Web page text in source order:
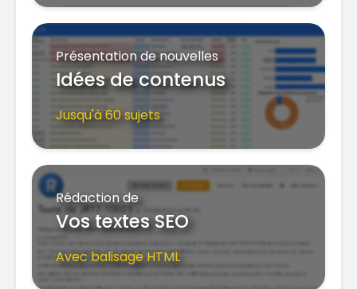
Présentation de nouvelles
Idées de contenus
Jusqu'à 60 sujets
Rédaction de
Vos textes SEO
Avec balisage HTML